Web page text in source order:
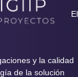
El
y la calidad
de la solución